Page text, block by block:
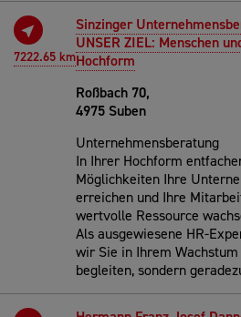
7222.65 km
Sinzinger
UNSER ZIEL: Menschen
Hochform
Roßbach 70,
4975 Suben
Unternehmensberatung
In Ihrer Hochform
Möglichkeiten Ihre
erreichen und Ihre
wertvolle Ressource
Als ausgewiesene HR-
wir Sie in Ihrem
begleiten, sondern